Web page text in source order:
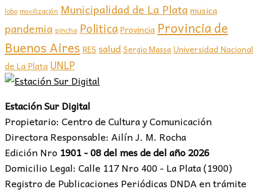
lobo movilización Municipalidad de La Plata musica
pandemia pincha PoliticaProvincia Provincia de
Buenos Aires RES saludSergio MassaUniversidad Nacional
de La Plata UNLP
Estación Sur Digital
Propietario: Centro de Cultura y Comunicación
Directora Responsable: Ailín J. M. Rocha
Edición Nro 1901 - 08 del mes de del año 2026
Domicilio Legal: Calle 117 Nro 400 - La Plata (1900)
Registro de Publicaciones Periódicas DNDA en trámite